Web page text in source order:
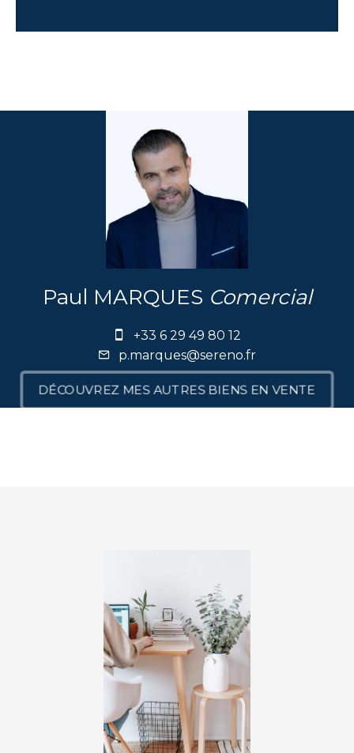
Paul MARQUES Comercial
+33 6 29 49 80 12
p.marques@sereno.fr
DÉCOUVREZ MES AUTRES BIENS EN VENTE